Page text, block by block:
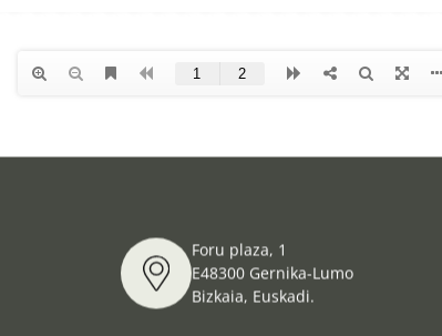
Foru plaza, 1
E48300 Gernika-Lumo
Bizkaia, Euskadi.